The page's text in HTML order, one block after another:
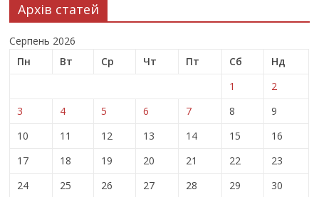
Архів статей
Серпень 2026
Пн
Вт Ср Чт Пт Сб
Нд
1
2
3
4 5 6 7 8
9
10
11 12 13 14 15
16
17
18 19 20 21 22
23
24
25 26 27 28 29
30